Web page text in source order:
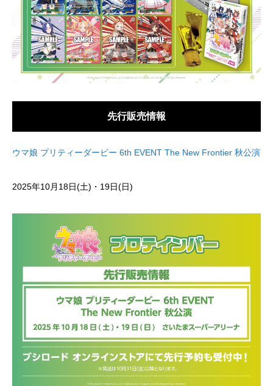
先行販売情報
ウマ娘 プリティーダービー 6th EVENT The New Frontier 秋公演
2025年10月18日(土)・19日(日)